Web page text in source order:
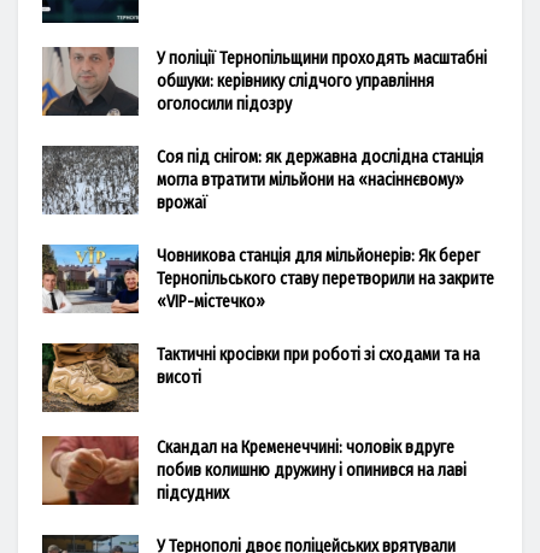
У поліції Тернопільщини проходять масштабні
обшуки: керівнику слідчого управління
оголосили підозру
Соя під снігом: як державна дослідна станція
могла втратити мільйони на «насіннєвому»
врожаї
Човникова станція для мільйонерів: Як берег
Тернопільського ставу перетворили на закрите
«VIP-містечко»
Тактичні кросівки при роботі зі сходами та на
висоті
Скандал на Кременеччині: чоловік вдруге
побив колишню дружину і опинився на лаві
підсудних
У Тернополі двоє поліцейських врятували